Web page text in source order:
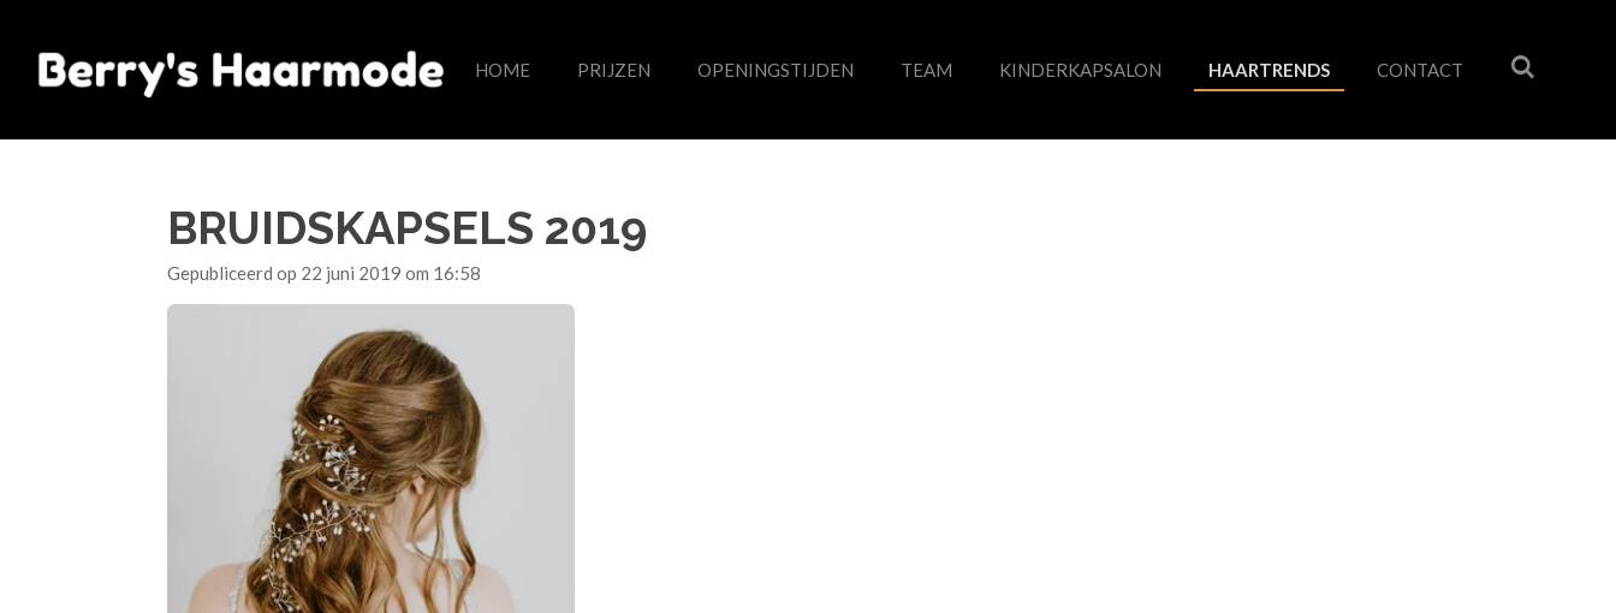
direct
naar
HOME PRIJZEN OPENINGSTIJDEN TEAM KINDERKAPSALON HAARTRENDS CONTACT
BRUIDSKAPSELS 2019
Gepubliceerd op 22 juni 2019 om 16:58